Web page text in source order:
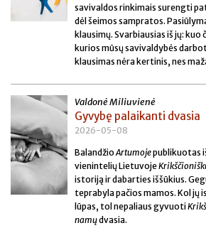
savivaldos rinkimais surengti
dėl šeimos sampratos.
klausimų. Svarbiausias iš jų:
kurios mūsų savivaldybės
klausimas nėra kertinis, nes
Valdonė Miliuvienė
Gyvybę palaikanti dvasia
2026-05-08
BalandžioArtumojepublikuotas
vienintelių Lietuvoje
istoriją ir dabarties iššūkius.
teprabyla pačios mamos. Kol jų
lūpas, tol nepaliaus gyvuoti
namųdvasia.